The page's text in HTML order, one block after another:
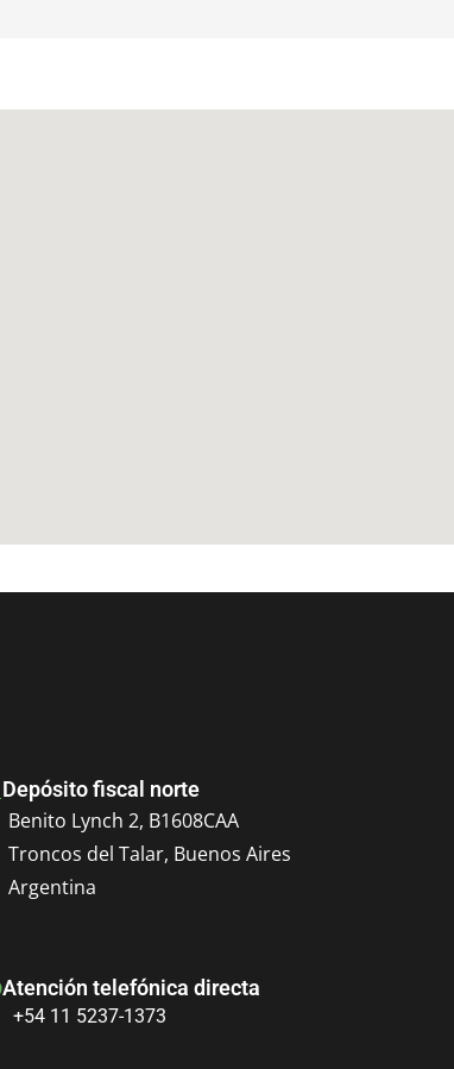
Depósito fiscal norte
Benito Lynch 2, B1608CAA
Troncos del Talar, Buenos Aires
Argentina
Atención telefónica directa
+54 11 5237-1373